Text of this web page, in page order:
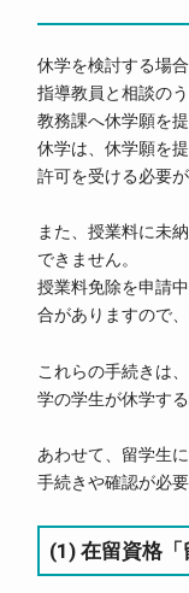
休学を検討する場
指導教員と相談の
教務課へ休学願を
休学は、休学願を
許可を受ける必要が
また、授業料に未
できません。
授業料免除を申請
合がありますので
これらの手続きは
学の学生が休学す
あわせて、留学生
手続きや確認が必要
(1) 在留資格